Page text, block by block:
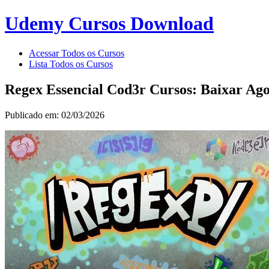
Udemy Cursos Download
Acessar Todos os Cursos
Lista Todos os Cursos
Regex Essencial Cod3r Cursos: Baixar
Publicado em: 02/03/2026